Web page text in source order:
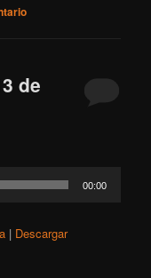
de
00:00
| Descargar